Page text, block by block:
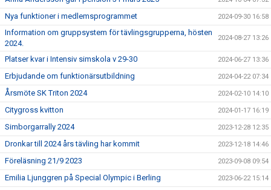
Nya funktioner i medlemsprogrammet 2024-09-30 16:58
Information om gruppsystem för tävlingsgrupperna, hösten
2024.
2024-08-27 13:26
Platser kvar i Intensiv simskola v 29-30 2024-06-27 13:36
Erbjudande om funktionärsutbildning 2024-04-22 07:34
Årsmöte SK Triton 2024 2024-02-10 14:10
Citygross kvitton 2024-01-17 16:19
Simborgarrally 2024 2023-12-28 12:35
Dronkar till 2024 års tävling har kommit 2023-12-18 14:46
Föreläsning 21/9 2023 2023-09-08 09:54
Emilia Ljunggren på Special Olympic i Berling 2023-06-22 15:14